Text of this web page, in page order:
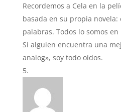
Recordemos a Cela en la
basada en su propia
palabras. Todos lo somos
Si alguien encuentra una
analog», soy todo oídos.